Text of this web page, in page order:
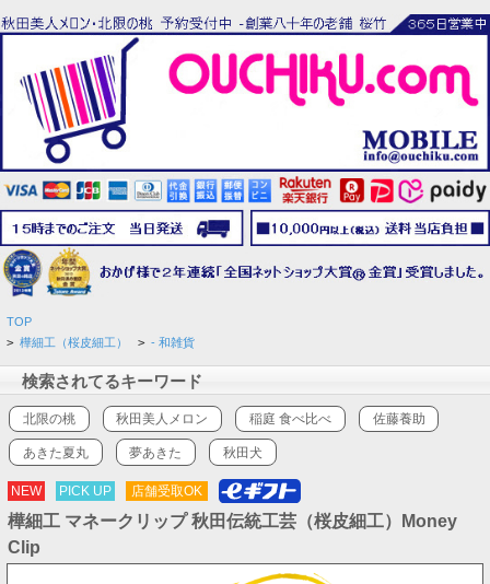
TOP
> 樺細工（桜皮細工） > - 和雑貨
検索されてるキーワード
北限の桃 秋田美人メロン 稲庭 食べ比べ 佐藤養助
あきた夏丸 夢あきた 秋田犬
NEW PICK UP 店舗受取OK
樺細工 マネークリップ 秋田伝統工芸（桜皮細工）Money
Clip